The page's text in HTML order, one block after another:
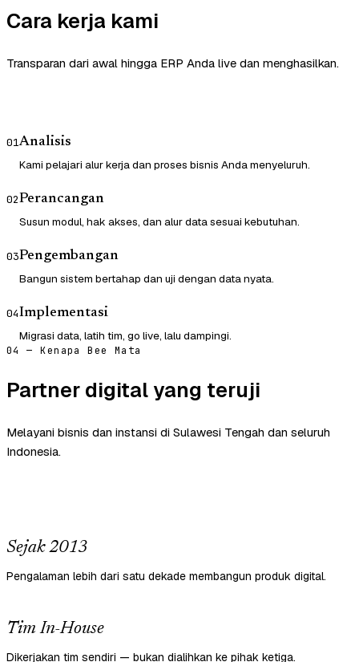
Cara kerja kami
Transparan dari awal hingga ERP Anda live dan menghasilkan.
01Analisis
Kami pelajari alur kerja dan proses bisnis Anda menyeluruh.
02Perancangan
Susun modul, hak akses, dan alur data sesuai kebutuhan.
03Pengembangan
Bangun sistem bertahap dan uji dengan data nyata.
04Implementasi
Migrasi data, latih tim, go live, lalu dampingi.
04 — Kenapa Bee Mata
Partner digital yang teruji
Melayani bisnis dan instansi di Sulawesi Tengah dan seluruh
Indonesia.
Sejak 2013
Pengalaman lebih dari satu dekade membangun produk digital.
Tim In-House
Dikerjakan tim sendiri — bukan dialihkan ke pihak ketiga.